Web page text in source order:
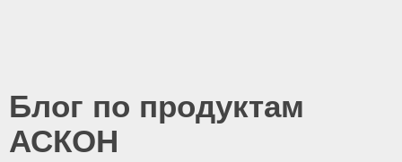
Блог по продуктам
АСКОН